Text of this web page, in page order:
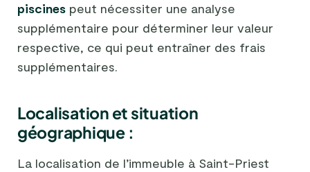
piscines peut nécessiter une analyse
supplémentaire pour déterminer leur valeur
respective, ce qui peut entraîner des frais
supplémentaires.
Localisation et situation
géographique :
La localisation de l’immeuble à Saint-Priest